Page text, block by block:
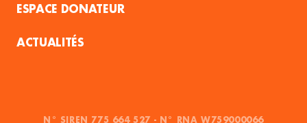
ESPACE DONATEUR
ACTUALITÉS
N° SIREN 775 664 527 - N° RNA W759000066